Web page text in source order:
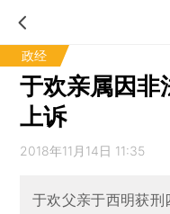
政经
于欢亲属因非
上诉
2018年11月14日 11:35
于欢父亲于西明获刑